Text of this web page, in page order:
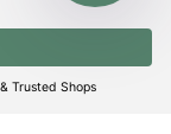
und ggf.